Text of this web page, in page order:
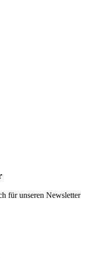
für unseren Newsletter